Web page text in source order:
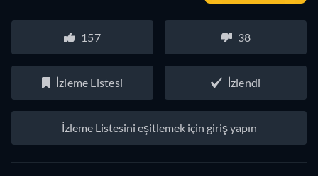
157 38
İzleme Listesi İzlendi
İzleme Listesini eşitlemek için giriş yapın